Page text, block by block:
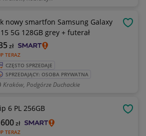
nowy smartfon Samsung Galaxy
5G 128GB grey + futerał
TERAZ
zł
CZĘSTO SPRZEDAJE
SPRZEDAJĄCY: OSOBA PRYWATNA
Kraków, Podgórze Duchackie
6 PL 256GB
TERAZ
zł